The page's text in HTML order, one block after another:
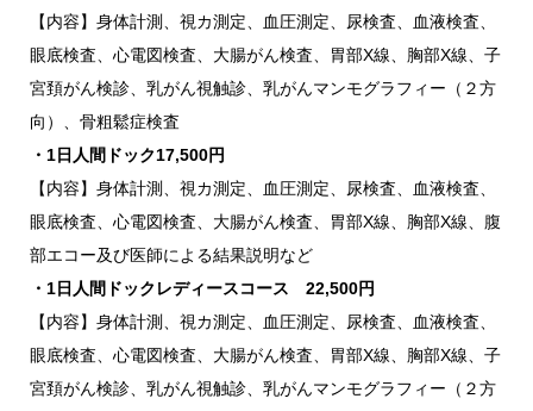
【内容】身体計測、視カ測定、血圧測定、尿検査、血液検査、
眼底検査、心電図検査、大腸がん検査、胃部X線、胸部X線、子
宮頚がん検診、乳がん視触診、乳がんマンモグラフィー（２方
向）、骨粗鬆症検査
・1日人間ドック17,500円
【内容】身体計測、視カ測定、血圧測定、尿検査、血液検査、
眼底検査、心電図検査、大腸がん検査、胃部X線、胸部X線、腹
部エコー及び医師による結果説明など
・1日人間ドックレディースコース 22,500円
【内容】身体計測、視カ測定、血圧測定、尿検査、血液検査、
眼底検査、心電図検査、大腸がん検査、胃部X線、胸部X線、子
宮頚がん検診、乳がん視触診、乳がんマンモグラフィー（２方